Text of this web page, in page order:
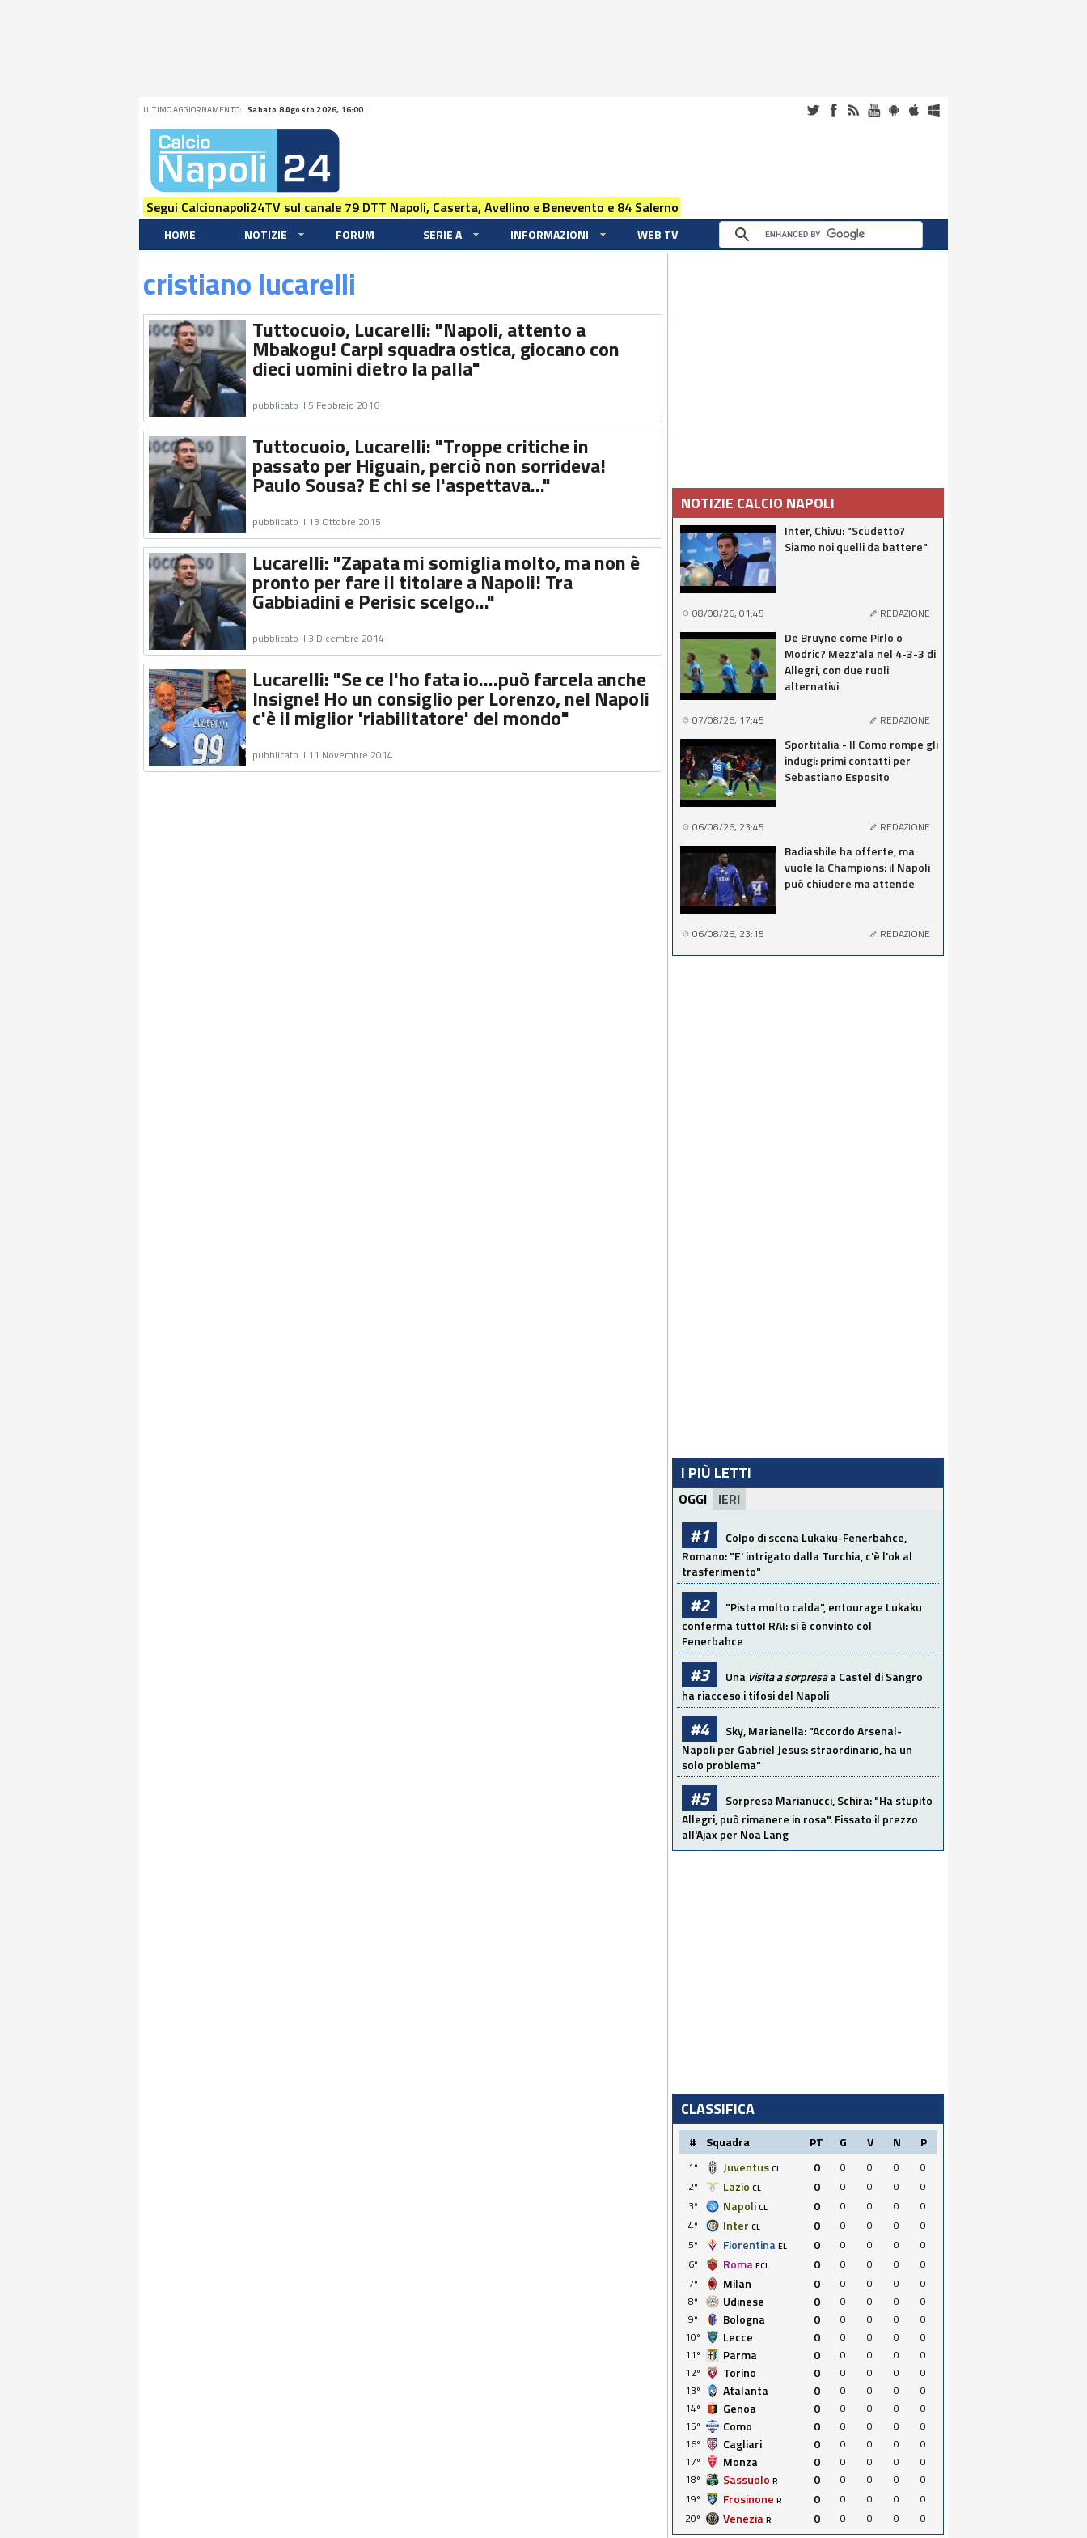
ULTIMO AGGIORNAMENTO: Sabato 8 Agosto 2026, 16:00
Segui Calcionapoli24TV sul canale 79 DTT Napoli, Caserta, Avellino e Benevento e 84 Salerno
HOME NOTIZIE FORUM SERIE A INFORMAZIONI WEB TV
cristiano lucarelli
Tuttocuoio, Lucarelli: "Napoli, attento a
Mbakogu! Carpi squadra ostica, giocano con
dieci uomini dietro la palla"
pubblicato il 5 Febbraio 2016
Tuttocuoio, Lucarelli: "Troppe critiche in
passato per Higuain, perciò non sorrideva!
Paulo Sousa? E chi se l'aspettava..."
pubblicato il 13 Ottobre 2015
Lucarelli: "Zapata mi somiglia molto, ma non è
pronto per fare il titolare a Napoli! Tra
Gabbiadini e Perisic scelgo..."
pubblicato il 3 Dicembre 2014
Lucarelli: "Se ce l'ho fata io....può farcela anche
Insigne! Ho un consiglio per Lorenzo, nel Napoli
c'è il miglior 'riabilitatore' del mondo"
pubblicato il 11 Novembre 2014
NOTIZIE CALCIO NAPOLI
Inter, Chivu: "Scudetto?
Siamo noi quelli da battere"
08/08/26, 01:45 REDAZIONE
De Bruyne come Pirlo o
Modric? Mezz'ala nel 4-3-3 di
Allegri, con due ruoli
alternativi
07/08/26, 17:45 REDAZIONE
Sportitalia - Il Como rompe gli
indugi: primi contatti per
Sebastiano Esposito
06/08/26, 23:45 REDAZIONE
Badiashile ha offerte, ma
vuole la Champions: il Napoli
può chiudere ma attende
06/08/26, 23:15 REDAZIONE
I PIÙ LETTI
OGGI IERI
#1 Colpo di scena Lukaku-Fenerbahce,
Romano: "E' intrigato dalla Turchia, c'è l'ok al
trasferimento"
#2 "Pista molto calda", entourage Lukaku
conferma tutto! RAI: si è convinto col
Fenerbahce
#3 Una visita a sorpresaa Castel di Sangro
ha riacceso i tifosi del Napoli
#4 Sky, Marianella: "Accordo Arsenal-
Napoli per Gabriel Jesus: straordinario, ha un
solo problema"
#5 Sorpresa Marianucci, Schira: "Ha stupito
Allegri, può rimanere in rosa". Fissato il prezzo
all'Ajax per Noa Lang
CLASSIFICA
# Squadra PT G V N P
1º Juventus CL 0 0 0 0
0
2º
Lazio CL 0 0 0 0
0
3º
Napoli CL 0 0 0 0
0
4º
Inter CL 0 0 0 0
0
5º
Fiorentina EL 0 0 0 0
0
6º
Roma ECL 0 0 0 0
0
7º
Milan 0 0 0 0
0
8º
Udinese 0 0 0 0
0
9º
Bologna 0 0 0 0
0
10º
Lecce 0 0 0 0
0
11º
Parma 0 0 0 0
0
12º
Torino 0 0 0 0
0
13º
Atalanta 0 0 0 0
0
14º
Genoa 0 0 0 0
0
15º
Como 0 0 0 0
0
16º
Cagliari 0 0 0 0
0
17º
Monza 0 0 0 0
0
18º
Sassuolo R 0 0 0 0
0
19º
Frosinone R 0 0 0 0
0
20º
Venezia R 0 0 0 0 0